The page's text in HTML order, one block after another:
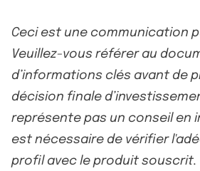
Ceci est une communication
Veuillez-vous référer au
d’informations clés avant de
décision finale
représente pas un conseil en
est nécessaire de vérifier
profil avec le produit souscrit.